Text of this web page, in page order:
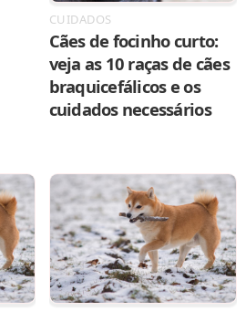
CUIDADOS
Cães de focinho curto:
veja as 10 raças de cães
braquicefálicos e os
cuidados necessários